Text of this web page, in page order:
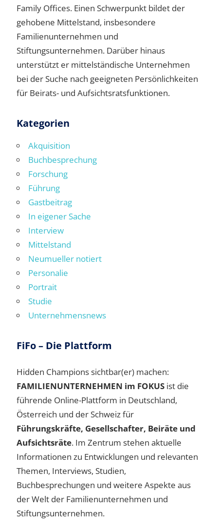
Family Offices. Einen Schwerpunkt bildet der
gehobene Mittelstand, insbesondere
Familienunternehmen und
Stiftungsunternehmen. Darüber hinaus
unterstützt er mittelständische Unternehmen
bei der Suche nach geeigneten Persönlichkeiten
für Beirats- und Aufsichtsratsfunktionen.
Kategorien
Akquisition
Buchbesprechung
Forschung
Führung
Gastbeitrag
In eigener Sache
Interview
Mittelstand
Neumueller notiert
Personalie
Portrait
Studie
Unternehmensnews
FiFo – Die Plattform
Hidden Champions sichtbar(er) machen:
FAMILIENUNTERNEHMEN im FOKUS ist die
führende Online-Plattform in Deutschland,
Österreich und der Schweiz für
Führungskräfte, Gesellschafter, Beiräte und
Aufsichtsräte. Im Zentrum stehen aktuelle
Informationen zu Entwicklungen und relevanten
Themen, Interviews, Studien,
Buchbesprechungen und weitere Aspekte aus
der Welt der Familienunternehmen und
Stiftungsunternehmen.